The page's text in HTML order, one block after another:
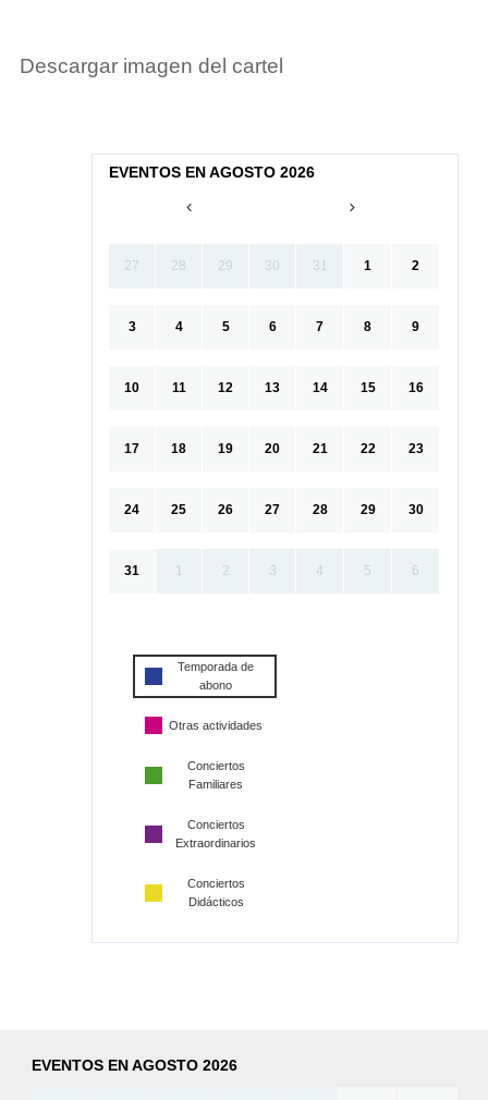
Descargar imagen del cartel
EVENTOS EN AGOSTO 2026
27 28 29 30 31 1 2
3 4 5 6 7 8 9
10 11 12 13 14 15 16
17 18 19 20 21 22 23
24 25 26 27 28 29 30
31 1 2 3 4 5 6
Temporada de
abono
Otras actividades
Conciertos
Familiares
Conciertos
Extraordinarios
Conciertos
Didácticos
EVENTOS EN AGOSTO 2026